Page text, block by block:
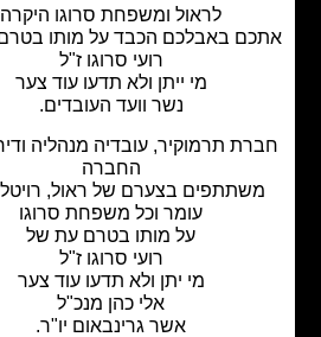
לראול ומשפחת סרוגו היקרה
באבלכם הכבד על מותו בטרם עת של
רועי סרוגו ז"ל
מי ייתן ולא תדעו עוד צער
נשר וועד העובדים.
תרמוקיר, עובדיה מנהליה ודירקטוריון
בצערם של ראול, רויטל, מאי,
עומר וכל משפחת סרוגו
על מותו בטרם עת של
רועי סרוגו ז"ל
מי יתן ולא תדעו עוד צער
אלי כהן מנכ"ל
אשר גרינבאום יו"ר.